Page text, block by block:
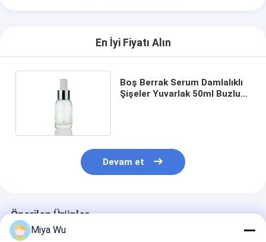
En İyi Fiyatı Alın
Boş Berrak Serum Damlalıklı
Şişeler Yuvarlak 50ml Buzlu
Devam et
Önerilen Ürünler
Miya Wu